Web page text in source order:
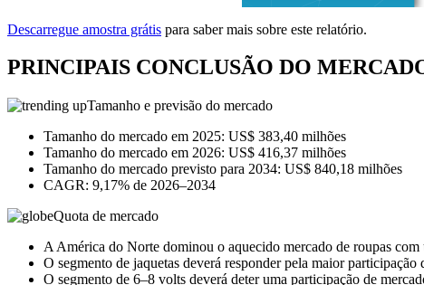
Descarregue amostra grátis para saber mais sobre este relatório.
PRINCIPAIS CONCLUSÃO DO
Tamanho e previsão do mercado
Tamanho do mercado em 2025: US$ 383,40 milhões
Tamanho do mercado em 2026: US$ 416,37 milhões
Tamanho do mercado previsto para 2034: US$ 840,18 milhões
CAGR: 9,17% de 2026–2034
Quota de mercado
A América do Norte dominou o aquecido mercado de roupas
O segmento de jaquetas deverá responder pela maior
O segmento de 6–8 volts deverá deter uma participação de